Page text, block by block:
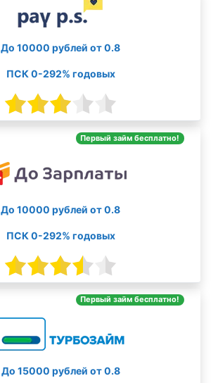
До 10000 рублей от 0.8
ПСК 0-292% годовых
Первый займ бесплатно!
До 10000 рублей от 0.8
ПСК 0-292% годовых
Первый займ бесплатно!
До 15000 рублей от 0.8